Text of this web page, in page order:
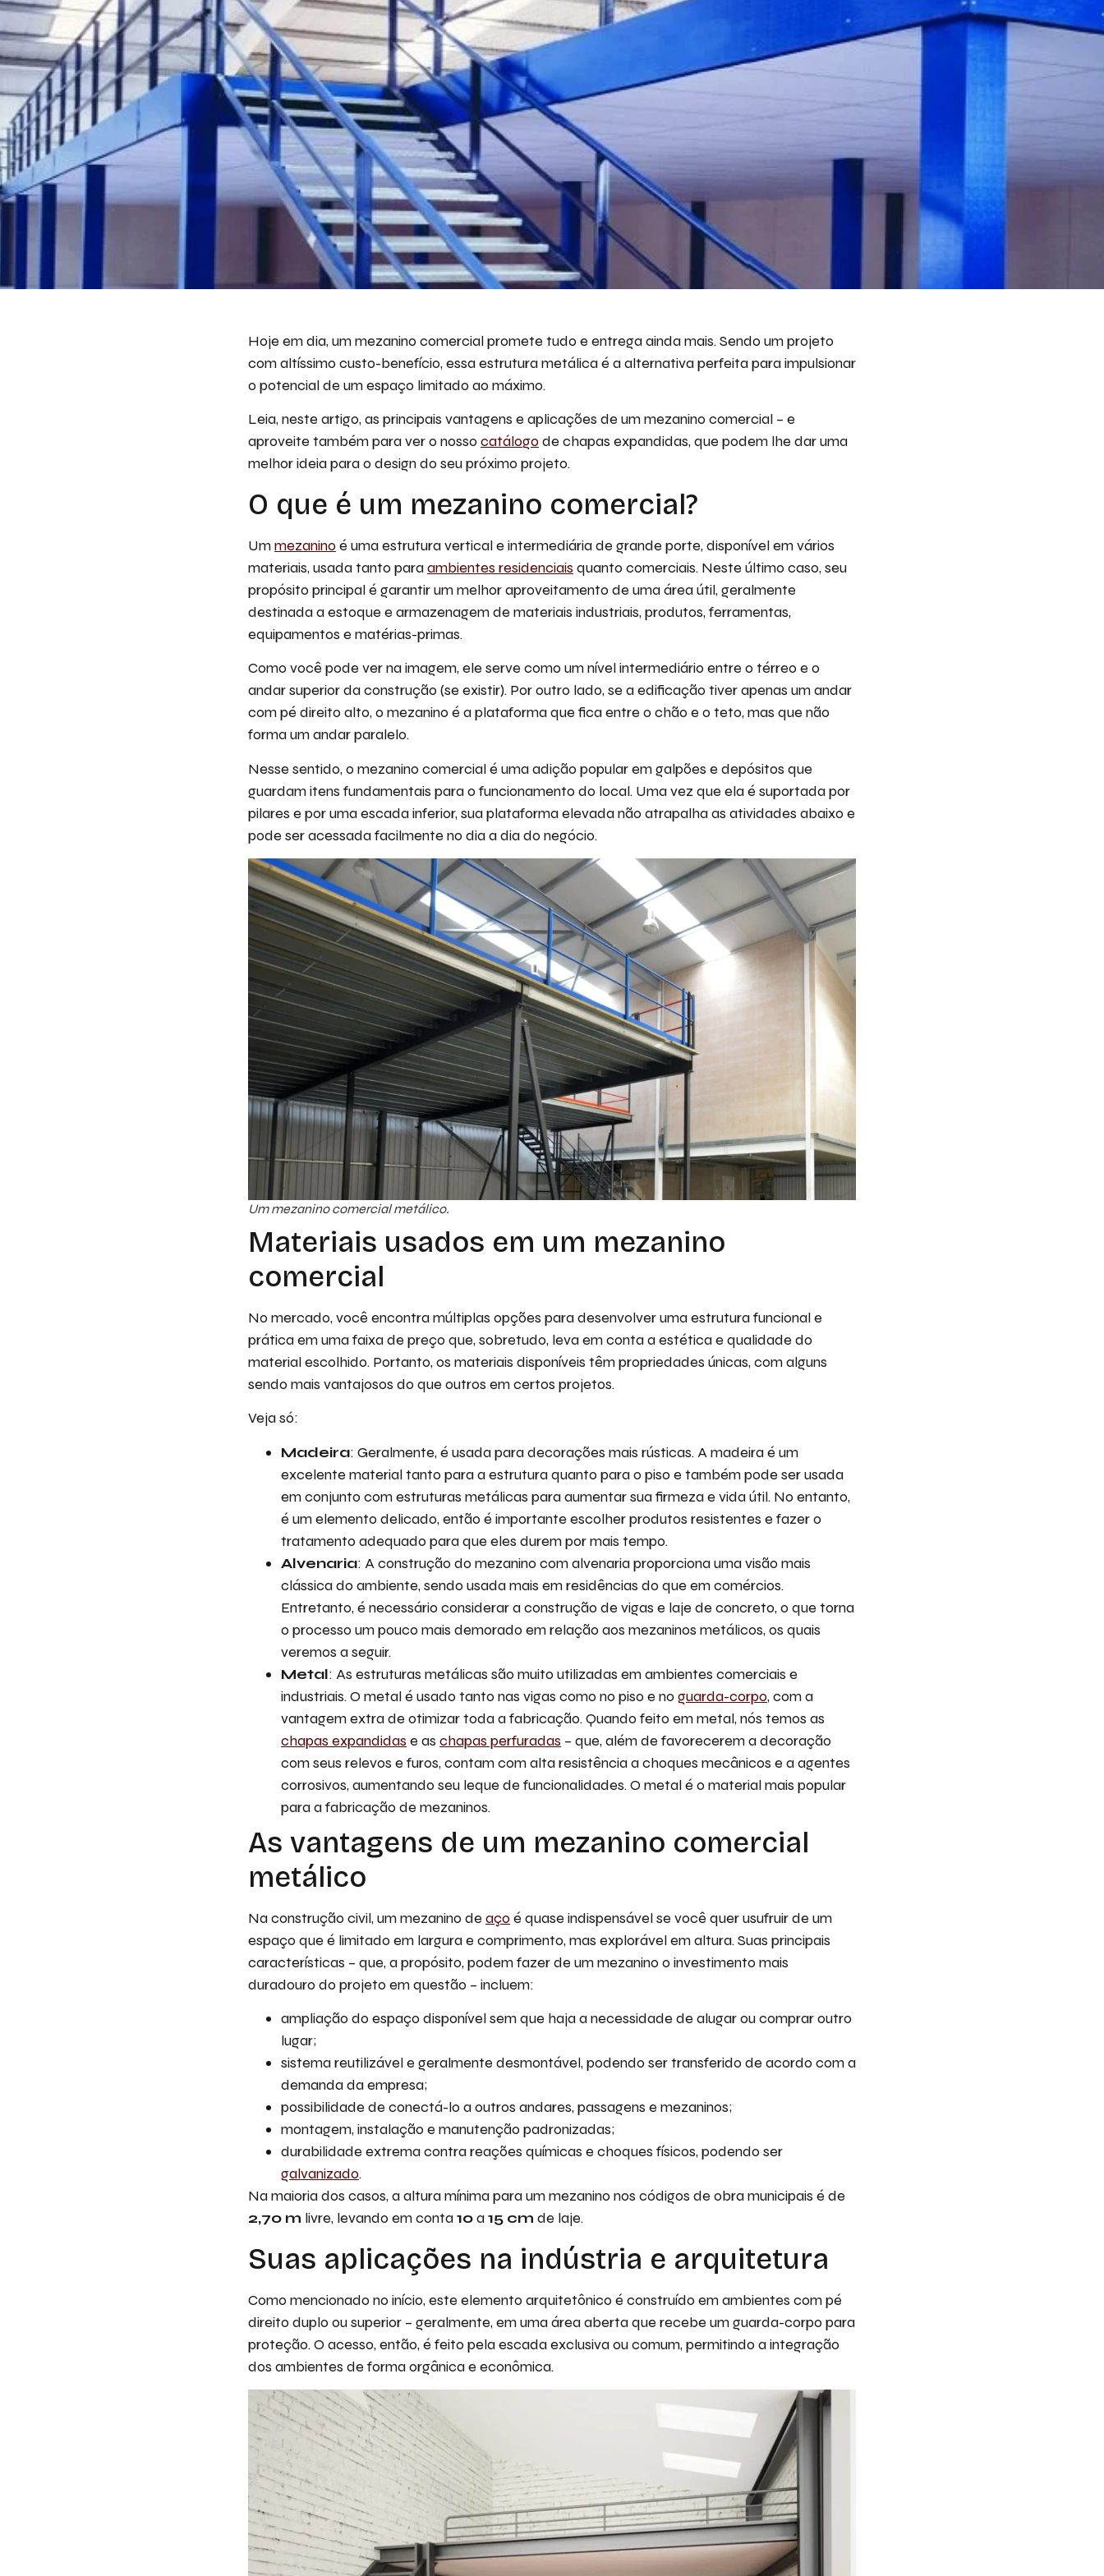
Hoje em dia, um mezanino comercial promete tudo e entrega ainda mais. Sendo um projeto
com altíssimo custo-benefício, essa estrutura metálica é a alternativa perfeita para impulsionar
o potencial de um espaço limitado ao máximo.
Leia, neste artigo, as principais vantagens e aplicações de um mezanino comercial – e
aproveite também para ver o nosso catálogode chapas expandidas, que podem lhe dar uma
melhor ideia para o design do seu próximo projeto.
O que é um mezanino comercial?
Ummezaninoé uma estrutura vertical e intermediária de grande porte, disponível em vários
materiais, usada tanto paraambientes residenciais quanto comerciais. Neste último caso, seu
propósito principal é garantir um melhor aproveitamento de uma área útil, geralmente
destinada a estoque e armazenagem de materiais industriais, produtos, ferramentas,
equipamentos e matérias-primas.
Como você pode ver na imagem, ele serve como um nível intermediário entre o térreo e o
andar superior da construção (se existir). Por outro lado, se a edificação tiver apenas um andar
com pé direito alto, o mezanino é a plataforma que fica entre o chão e o teto, mas que não
forma um andar paralelo.
Nesse sentido, o mezanino comercial é uma adição popular em galpões e depósitos que
guardam itens fundamentais para o funcionamento do local. Uma vez que ela é suportada por
pilares e por uma escada inferior, sua plataforma elevada não atrapalha as atividades abaixo e
pode ser acessada facilmente no dia a dia do negócio.
Um mezanino comercial metálico.
Materiais usados em um mezanino
comercial
No mercado, você encontra múltiplas opções para desenvolver uma estrutura funcional e
prática em uma faixa de preço que, sobretudo, leva em conta a estética e qualidade do
material escolhido. Portanto, os materiais disponíveis têm propriedades únicas, com alguns
sendo mais vantajosos do que outros em certos projetos.
Veja só:
Madeira: Geralmente, é usada para decorações mais rústicas. A madeira é um
excelente material tanto para a estrutura quanto para o piso e também pode ser usada
em conjunto com estruturas metálicas para aumentar sua firmeza e vida útil. No entanto,
é um elemento delicado, então é importante escolher produtos resistentes e fazer o
tratamento adequado para que eles durem por mais tempo.
Alvenaria: A construção do mezanino com alvenaria proporciona uma visão mais
clássica do ambiente, sendo usada mais em residências do que em comércios.
Entretanto, é necessário considerar a construção de vigas e laje de concreto, o que torna
o processo um pouco mais demorado em relação aos mezaninos metálicos, os quais
veremos a seguir.
Metal: As estruturas metálicas são muito utilizadas em ambientes comerciais e
industriais. O metal é usado tanto nas vigas como no piso e no guarda-corpo, com a
vantagem extra de otimizar toda a fabricação. Quando feito em metal, nós temos as
chapas expandidas e as chapas perfuradas – que, além de favorecerem a decoração
com seus relevos e furos, contam com alta resistência a choques mecânicos e a agentes
corrosivos, aumentando seu leque de funcionalidades. O metal é o material mais popular
para a fabricação de mezaninos.
As vantagens de um mezanino comercial
metálico
Na construção civil, um mezanino de açoé quase indispensável se você quer usufruir de um
espaço que é limitado em largura e comprimento, mas explorável em altura. Suas principais
características – que, a propósito, podem fazer de um mezanino o investimento mais
duradouro do projeto em questão – incluem:
ampliação do espaço disponível sem que haja a necessidade de alugar ou comprar outro
lugar;
sistema reutilizável e geralmente desmontável, podendo ser transferido de acordo com a
demanda da empresa;
possibilidade de conectá-lo a outros andares, passagens e mezaninos;
montagem, instalação e manutenção padronizadas;
durabilidade extrema contra reações químicas e choques físicos, podendo ser
galvanizado.
Na maioria dos casos, a altura mínima para um mezanino nos códigos de obra municipais é de
2,70 m livre, levando em conta10a15 cm de laje.
Suas aplicações na indústria e arquitetura
Como mencionado no início, este elemento arquitetônico é construído em ambientes com pé
direito duplo ou superior – geralmente, em uma área aberta que recebe um guarda-corpo para
proteção. O acesso, então, é feito pela escada exclusiva ou comum, permitindo a integração
dos ambientes de forma orgânica e econômica.
Descreva aqui seu projeto e necessidade que nós
iremos avaliar e propor a melhor solução.
Aceito receber emails da Bepex.